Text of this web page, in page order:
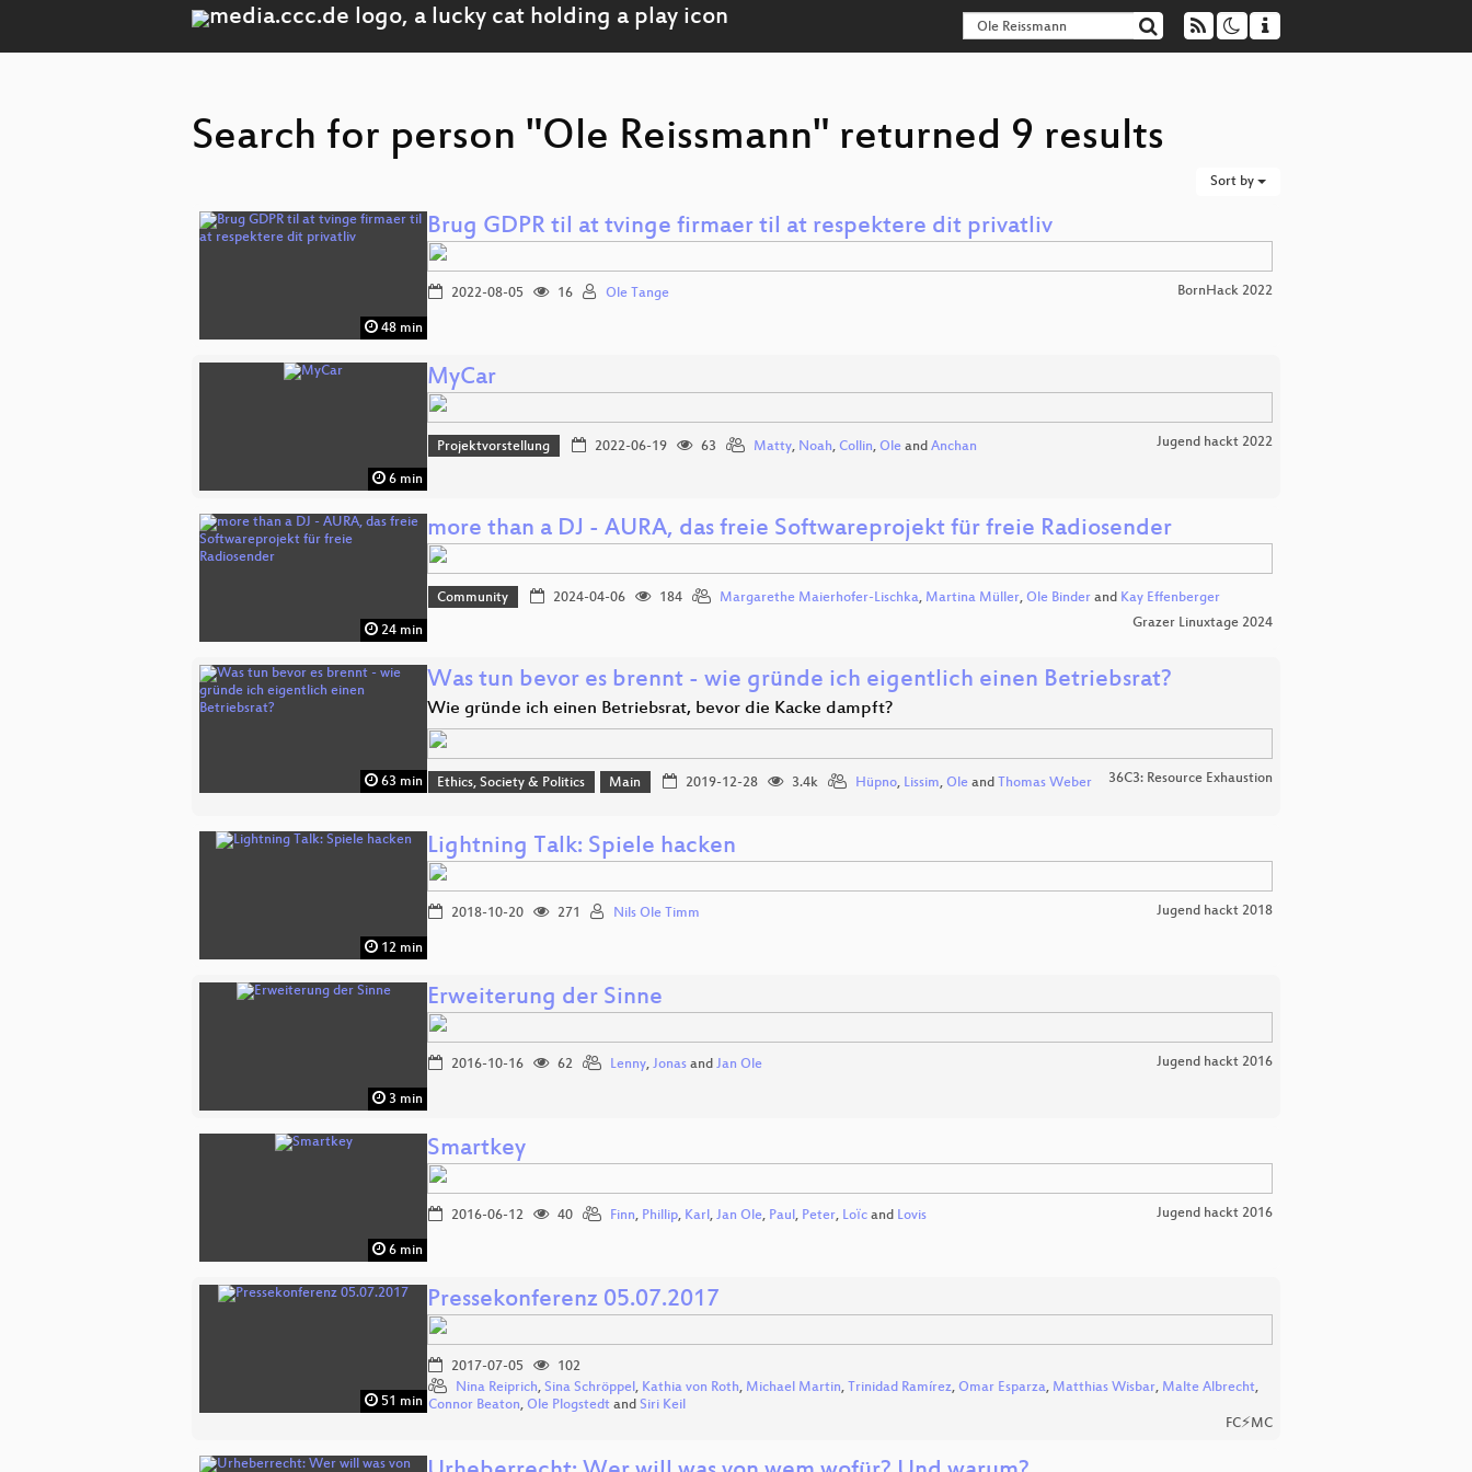
Search for person "Ole Reissmann" returned 9 results
Sort by
48 min
Brug GDPR til at tvinge firmaer til at respektere dit privatliv
2022-08-05 16 Ole Tange BornHack 2022
6 min
MyCar
Projektvorstellung 2022-06-19 63 Matty, Noah, Collin, Oleand Anchan Jugend hackt 2022
24 min
more than a DJ - AURA, das freie Softwareprojekt für freie Radiosender
Community 2024-04-06 184 Margarethe Maierhofer-Lischka, Martina Müller, Ole Binderand Kay Effenberger
Grazer Linuxtage 2024
63 min
Was tun bevor es brennt - wie gründe ich eigentlich einen Betriebsrat?
Wie gründe ich einen Betriebsrat, bevor die Kacke dampft?
Ethics, Society & Politics Main 2019-12-28 3.4k Hüpno, Lissim, Ole and Thomas Weber 36C3: Resource Exhaustion
12 min
Lightning Talk: Spiele hacken
2018-10-20 271 Nils Ole Timm Jugend hackt 2018
3 min
Erweiterung der Sinne
2016-10-16 62 Lenny, Jonas and Jan Ole Jugend hackt 2016
6 min
Smartkey
2016-06-12 40 Finn, Phillip, Karl , Jan Ole, Paul , Peter, Loїc and Lovis Jugend hackt 2016
51 min
Pressekonferenz 05.07.2017
2017-07-05
102
Nina Reiprich, Sina Schröppel , Kathia von Roth, Michael Martin, Trinidad Ramírez, Omar Esparza, Matthias Wisbar, Malte Albrecht,
Connor Beaton, Ole Plogstedt and Siri Keil
FC⚡MC